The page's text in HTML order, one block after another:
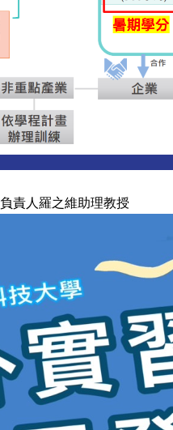
責人羅之維助理教授